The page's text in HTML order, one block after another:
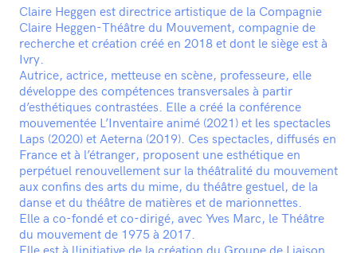
Claire Heggen est directrice artistique de la Compagnie
Claire Heggen-Théâtre du Mouvement, compagnie de
recherche et création créé en 2018 et dont le siège est à
Ivry.
Autrice, actrice, metteuse en scène, professeure, elle
développe des compétences transversales à partir
d’esthétiques contrastées. Elle a créé la conférence
mouvementée L’Inventaire animé (2021) et les spectacles
Laps (2020) et Aeterna (2019). Ces spectacles, diffusés en
France et à l’étranger, proposent une esthétique en
perpétuel renouvellement sur la théâtralité du mouvement
aux confins des arts du mime, du théâtre gestuel, de la
danse et du théâtre de matières et de marionnettes.
Elle a co-fondé et co-dirigé, avec Yves Marc, le Théâtre
du mouvement de 1975 à 2017.
Elle est à l!initiative de la création du Groupe de Liaison